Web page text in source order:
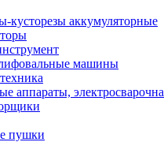
аккумуляторные
машины
аппараты,
пушки